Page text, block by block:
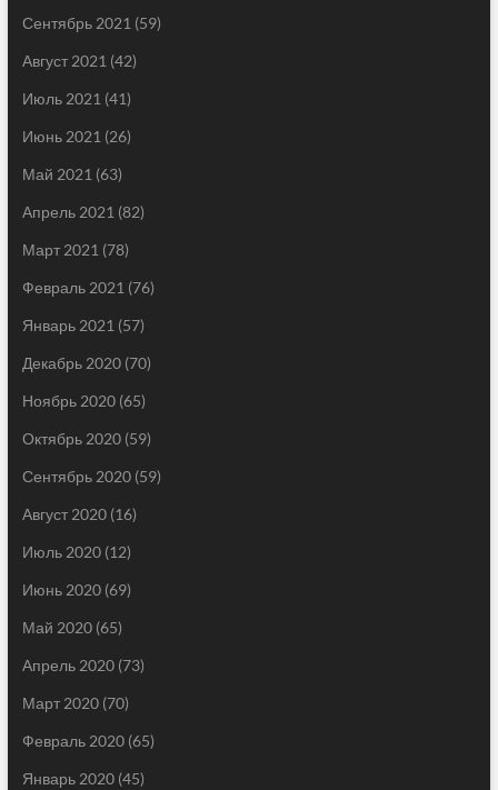
Сентябрь 2021 (59)
Август 2021 (42)
Июль 2021 (41)
Июнь 2021 (26)
Май 2021 (63)
Апрель 2021 (82)
Март 2021 (78)
Февраль 2021 (76)
Январь 2021 (57)
Декабрь 2020(70)
Ноябрь 2020(65)
Октябрь 2020(59)
Сентябрь 2020(59)
Август 2020(16)
Июль 2020(12)
Июнь 2020(69)
Май 2020(65)
Апрель 2020(73)
Март 2020(70)
Февраль 2020(65)
Январь 2020(45)